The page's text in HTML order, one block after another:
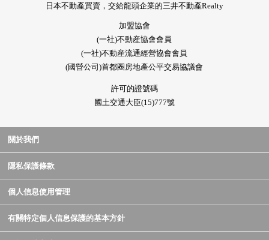
日本不動產買賣，交給龍頭企業的三井不動產Realty
加盟協會
(一社)不動産協會會員
(一社)不動産流通經營協會會員
(國營公司)首都圈房地產公平交易協議會
許可的證號碼
國土交通大臣(15)777號
關於我們
隱私保護條款
個人信息使用管理
有關特定個人信息保護的基本方針